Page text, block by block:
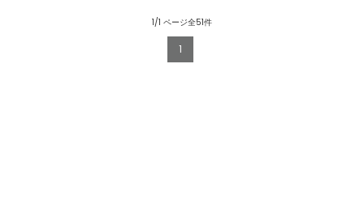
1/1 ページ全51件
1